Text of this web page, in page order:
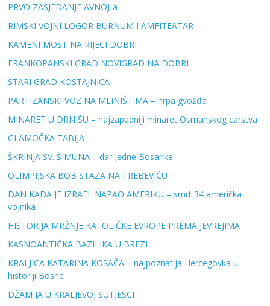
PRVO ZASJEDANJE AVNOJ-a
RIMSKI VOJNI LOGOR BURNUM I AMFITEATAR
KAMENI MOST NA RIJECI DOBRI
FRANKOPANSKI GRAD NOVIGRAD NA DOBRI
STARI GRAD KOSTAJNICA
PARTIZANSKI VOZ NA MLINIŠTIMA – hrpa gvožđa
MINARET U DRNIŠU – najzapadniji minaret Osmanskog carstva
GLAMOČKA TABIJA
ŠKRINJA SV. ŠIMUNA – dar jedne Bosanke
OLIMPIJSKA BOB STAZA NA TREBEVIĆU
DAN KADA JE IZRAEL NAPAO AMERIKU – smrt 34 američka
vojnika
HISTORIJA MRŽNJE KATOLIČKE EVROPE PREMA JEVREJIMA
KASNOANTIČKA BAZILIKA U BREZI
KRALJICA KATARINA KOSAČA – najpoznatija Hercegovka u
historiji Bosne
DŽAMIJA U KRALJEVOJ SUTJESCI